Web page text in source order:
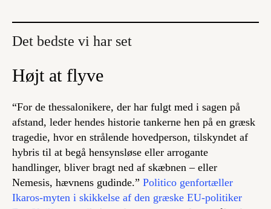
Det bedste vi har set
Højt at flyve
“For de thessalonikere, der har fulgt med i sagen på
afstand, leder hendes historie tankerne hen på en græsk
tragedie, hvor en strålende hovedperson, tilskyndet af
hybris til at begå hensynsløse eller arrogante
handlinger, bliver bragt ned af skæbnen – eller
Nemesis, hævnens gudinde.” Politico genfortæller
Ikaros-myten i skikkelse af den græske EU-politiker